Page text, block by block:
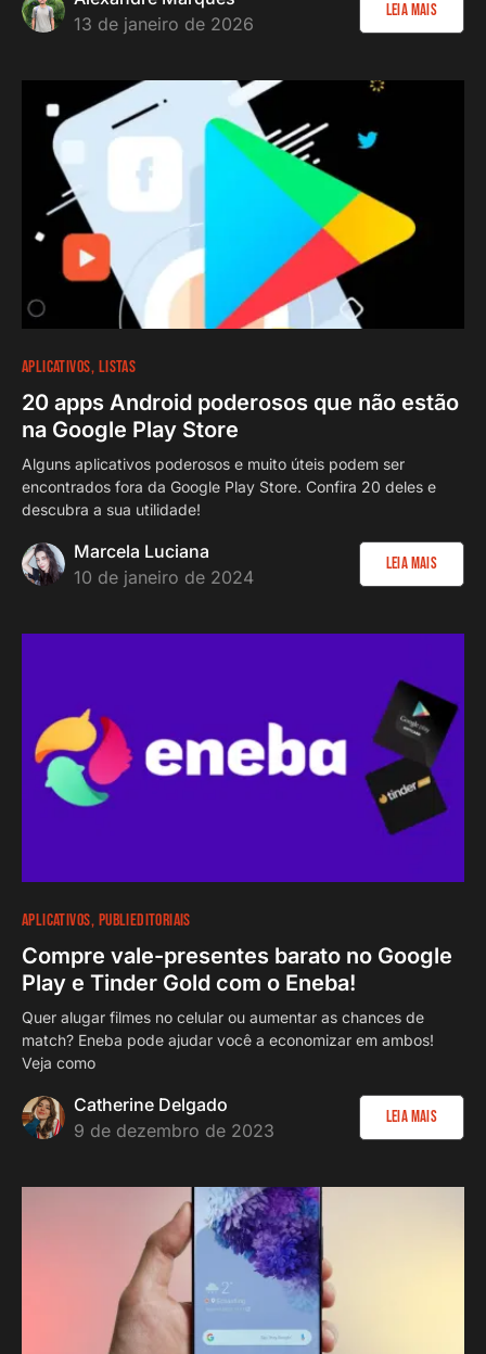
13 de janeiro de 2026
Leia Mais
APLICATIVOS LISTAS
20 apps Android poderosos que não estão
na Google Play Store
Alguns aplicativos poderosos e muito úteis podem ser
encontrados fora da Google Play Store. Confira 20 deles e
descubra a sua utilidade!
Marcela Luciana
10 de janeiro de 2024
Leia Mais
APLICATIVOS PUBLIEDITORIAIS
Compre vale-presentes barato no Google
Play e Tinder Gold com o Eneba!
Quer alugar filmes no celular ou aumentar as chances de
match? Eneba pode ajudar você a economizar em ambos!
Veja como
Catherine Delgado
9 de dezembro de 2023
Leia Mais